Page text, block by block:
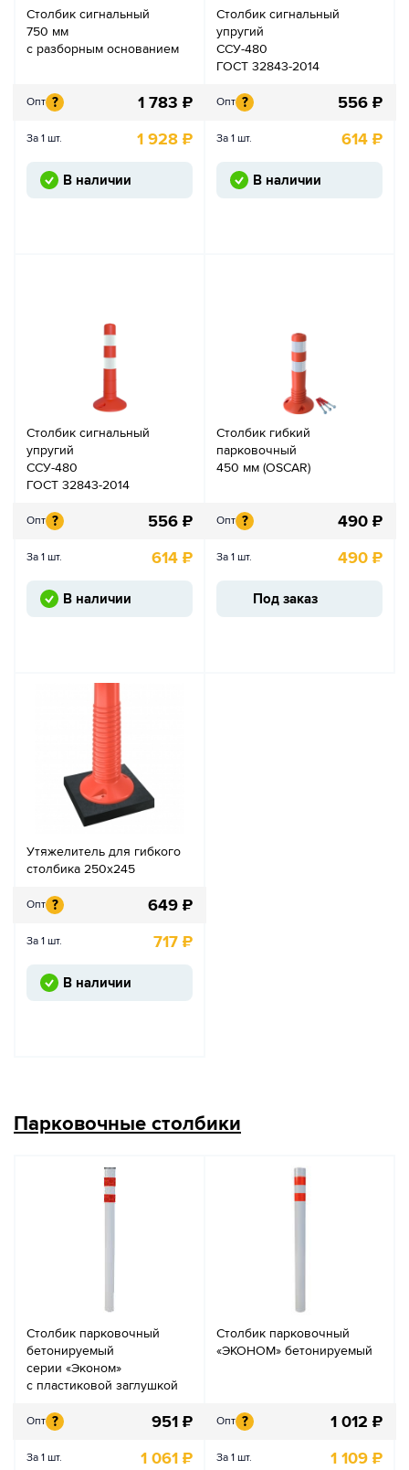
Столбик сигнальный
750 мм
с разборным основанием
Опт ? 1 783 ₽
За 1 шт. 1 928 ₽
В наличии
Столбик сигнальный
упругий
ССУ-480
ГОСТ 32843-2014
Опт ? 556 ₽
За 1 шт. 614 ₽
В наличии
Столбик сигнальный
упругий
ССУ-480
ГОСТ 32843-2014
Опт ? 556 ₽
За 1 шт. 614 ₽
В наличии
Столбик гибкий
парковочный
450 мм (OSCAR)
Опт ? 490 ₽
За 1 шт. 490 ₽
Под заказ
Утяжелитель для гибкого
столбика 250x245
Опт ? 649 ₽
За 1 шт. 717 ₽
В наличии
Парковочные столбики
Столбик парковочный
бетонируемый
серии «Эконом»
с пластиковой заглушкой
Опт ? 951 ₽
За 1 шт. 1 061 ₽
Столбик парковочный
«ЭКОНОМ» бетонируемый
Опт ? 1 012 ₽
За 1 шт. 1 109 ₽